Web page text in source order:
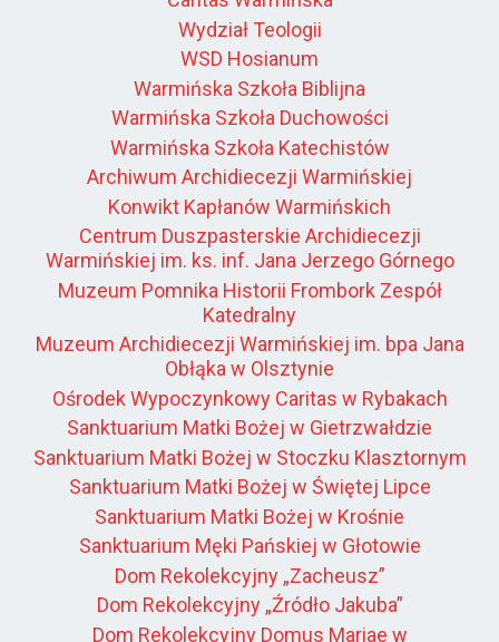
Wydział Teologii
WSD Hosianum
Warmińska Szkoła Biblijna
Warmińska Szkoła Duchowości
Warmińska Szkoła Katechistów
Archiwum Archidiecezji Warmińskiej
Konwikt Kapłanów Warmińskich
Centrum Duszpasterskie Archidiecezji
Warmińskiej im. ks. inf. Jana Jerzego Górnego
Muzeum Pomnika Historii Frombork Zespół
Katedralny
Muzeum Archidiecezji Warmińskiej im. bpa Jana
Obłąka w Olsztynie
Ośrodek Wypoczynkowy Caritas w Rybakach
Sanktuarium Matki Bożej w Gietrzwałdzie
Sanktuarium Matki Bożej w Stoczku Klasztornym
Sanktuarium Matki Bożej w Świętej Lipce
Sanktuarium Matki Bożej w Krośnie
Sanktuarium Męki Pańskiej w Głotowie
Dom Rekolekcyjny „Zacheusz”
Dom Rekolekcyjny „Źródło Jakuba”
Dom Rekolekcyjny Domus Mariae w